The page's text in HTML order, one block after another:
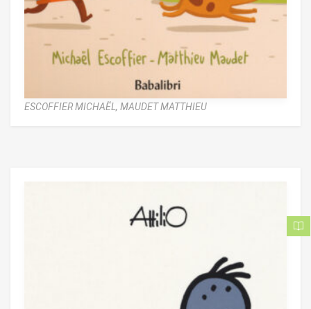
ESCOFFIER MICHAËL, MAUDET MATTHIEU